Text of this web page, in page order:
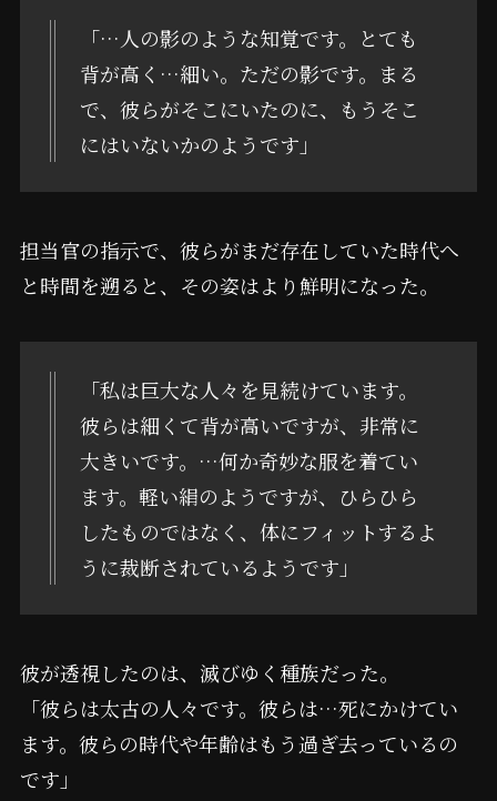
「…人の影のような知覚です。とても
背が高く…細い。ただの影です。まる
で、彼らがそこにいたのに、もうそこ
にはいないかのようです」
担当官の指示で、彼らがまだ存在していた時代へ
と時間を遡ると、その姿はより鮮明になった。
「私は巨大な人々を見続けています。
彼らは細くて背が高いですが、非常に
大きいです。…何か奇妙な服を着てい
ます。軽い絹のようですが、ひらひら
したものではなく、体にフィットするよ
うに裁断されているようです」
彼が透視したのは、滅びゆく種族だった。
「彼らは太古の人々です。彼らは…死にかけてい
ます。彼らの時代や年齢はもう過ぎ去っているの
です」